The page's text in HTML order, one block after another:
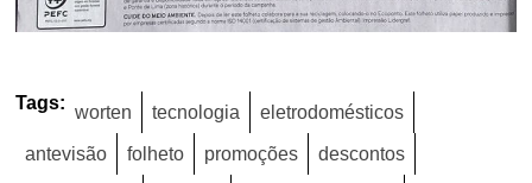
Tags: worten tecnologia eletrodomésticos
antevisão folheto promoções descontos